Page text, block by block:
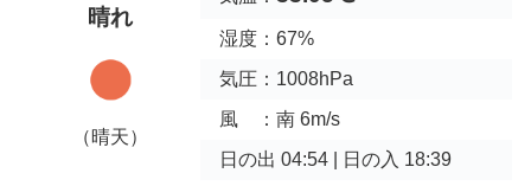
晴れ
（晴天）
湿度：67%
気圧：1008hPa
風 ：南 6m/s
日の出 04:54 | 日の入 18:39